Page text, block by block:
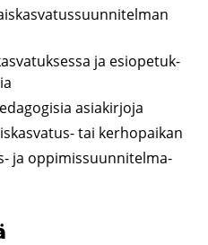
ja esio­pe­tuk­
asia­kir­jo­ja
tai ker­ho­pai­kan
ja op­pi­mis­suun­ni­tel­ma­